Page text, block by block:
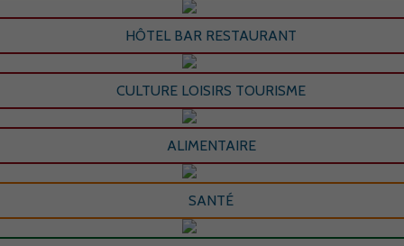
HÔTEL BAR RESTAURANT
CULTURE LOISIRS TOURISME
ALIMENTAIRE
SANTÉ